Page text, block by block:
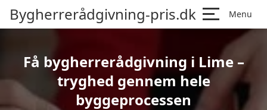
Bygherrerådgivning-pris.dk Menu
Få bygherrerådgivning i Lime –
tryghed gennem hele
byggeprocessen